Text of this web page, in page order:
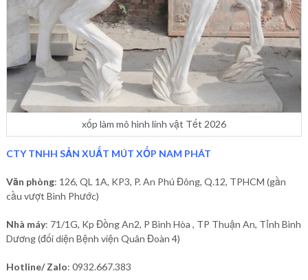
xốp làm mô hình linh vật Tết 2026
CTY TNHH SẢN XUẤT MÚT XỐP NAM PHÁT
Văn phòng: 126, QL 1A, KP3, P. An Phú Đông, Q.12, TPHCM (gần
cầu vượt Bình Phước)
Nhà máy: 71/1G, Kp Đồng An2, P Bình Hòa , TP Thuận An, Tỉnh Bình
Dương (đối diện Bệnh viện Quân Đoàn 4)
Hotline/ Zalo: 0932.667.383